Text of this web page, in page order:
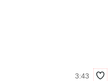
3:43